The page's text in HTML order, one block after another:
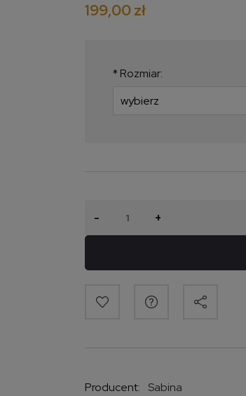
kosztów płatności199,00 zł
* Rozmiar:
- +
Producent:
Sabina